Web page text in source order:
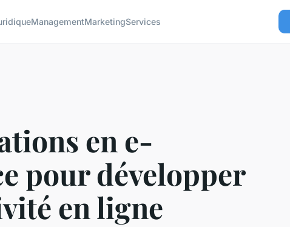
ManagementMarketingServices
en e-
pour développer
en ligne